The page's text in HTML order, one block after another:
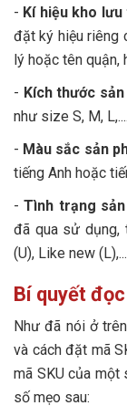
- Kí hiệu kho
đặt ký hiệu riêng
lý hoặc tên quận,
- Kích thước sản
như size S, M, L,....
- Màu sắc sản
tiếng Anh hoặc
-Tình trạng
đã qua sử dụng,
(U), Like new (L),...
Bí quyết
Như đã nói ở
và cách đặt mã
mã SKU của một
số mẹo sau: